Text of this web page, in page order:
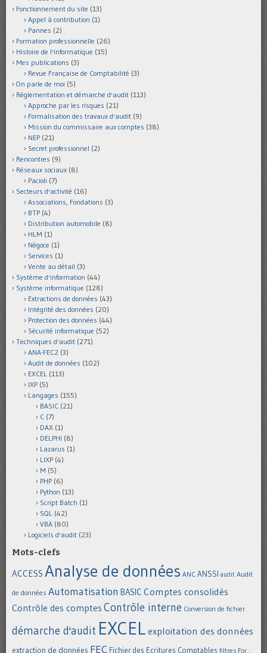
Fonctionnement du site (13)
Appel à contribution (1)
Pannes (2)
Formation professionnelle (26)
Histoire de l'informatique (15)
Mes publications (3)
Revue Française de Comptabilité (3)
On parle de moi (5)
Réglementation et démarche d'audit (113)
Approche par les risques (21)
Formalisation des travaux d'audit (9)
Mission du commissaire aux comptes (38)
NEP (21)
Secret professionnel (2)
Rencontres (9)
Réseaux sociaux (8)
Pacioli (7)
Secteurs d'activité (16)
Associations, Fondations (3)
BTP (4)
Distribution automobile (8)
HLM (1)
Négoce (1)
Services (1)
Vente au détail (3)
Système d'information (44)
Système informatique (128)
Extractions de données (43)
Intégrité des données (20)
Protection des données (44)
Sécurité informatique (52)
Techniques d'audit (271)
ANA-FEC2 (3)
Audit de données (102)
EXCEL (113)
IXP (5)
Langages (155)
BASIC (21)
C (7)
DAX (1)
DELPHI (8)
Lazarus (1)
LIXP (4)
M (5)
PHP (6)
Python (13)
Script Batch (1)
SQL (42)
VBA (80)
Logiciels d'audit (23)
Mots-clefs
ACCESS Analyse de données ANC ANSSI audit Audit
de données Automatisation BASIC Comptes consolidés
Contrôle des comptes Contrôle interne Conversion de fichier
démarche d'audit EXCEL exploitation des données
extraction de données FEC Fichier des Ecritures Comptables filtres For...